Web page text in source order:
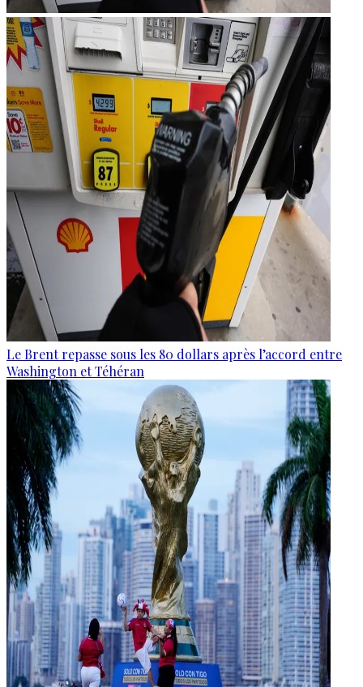
Le Brent repasse sous les 80 dollars après l’accord entre
Washington et Téhéran